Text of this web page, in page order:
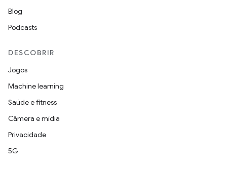
Blog
Podcasts
DESCOBRIR
Jogos
Machine learning
Saúde e fitness
Câmera e mídia
Privacidade
5G